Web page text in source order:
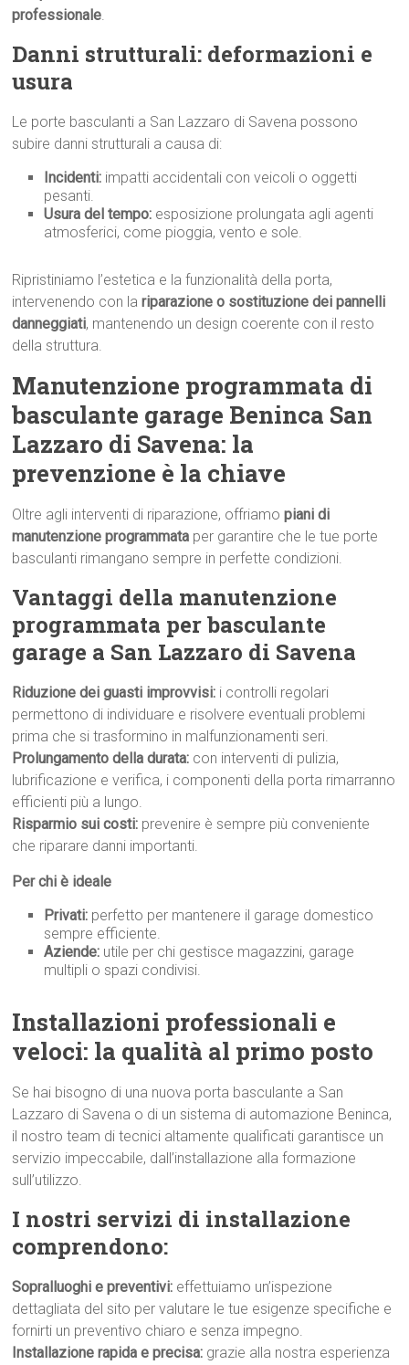
professionale.
Danni strutturali: deformazioni e
usura
Le porte basculanti a San Lazzaro di Savena possono
subire danni strutturali a causa di:
Incidenti: impatti accidentali con veicoli o oggetti
pesanti.
Usura del tempo: esposizione prolungata agli agenti
atmosferici, come pioggia, vento e sole.
Ripristiniamo l’estetica e la funzionalità della porta,
intervenendo con lariparazione o sostituzione dei pannelli
danneggiati, mantenendo un design coerente con il resto
della struttura.
Manutenzione programmata di
basculante garage Beninca San
Lazzaro di Savena: la
prevenzione è la chiave
Oltre agli interventi di riparazione, offriamopiani di
manutenzione programmata per garantire che le tue porte
basculanti rimangano sempre in perfette condizioni.
Vantaggi della manutenzione
programmata per basculante
garage a San Lazzaro di Savena
Riduzione dei guasti improvvisi: i controlli regolari
permettono di individuare e risolvere eventuali problemi
prima che si trasformino in malfunzionamenti seri.
Prolungamento della durata: con interventi di pulizia,
lubrificazione e verifica, i componenti della porta rimarranno
efficienti più a lungo.
Risparmio sui costi: prevenire è sempre più conveniente
che riparare danni importanti.
Per chi è ideale
Privati: perfetto per mantenere il garage domestico
sempre efficiente.
Aziende: utile per chi gestisce magazzini, garage
multipli o spazi condivisi.
Installazioni professionali e
veloci: la qualità al primo posto
Se hai bisogno di una nuova porta basculante a San
Lazzaro di Savena o di un sistema di automazione Beninca,
il nostro team di tecnici altamente qualificati garantisce un
servizio impeccabile, dall’installazione alla formazione
sull’utilizzo.
I nostri servizi di installazione
comprendono:
Sopralluoghi e preventivi: effettuiamo un’ispezione
dettagliata del sito per valutare le tue esigenze specifiche e
fornirti un preventivo chiaro e senza impegno.
Installazione rapida e precisa: grazie alla nostra esperienza